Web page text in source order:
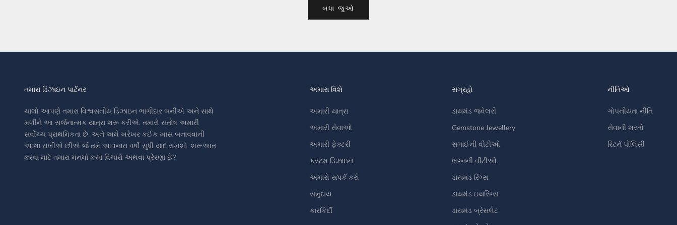
બધા જુઓ
તમારા ડિઝાઇન પાર્ટનર
ચાલો આપણે તમારા વિશ્વસનીય ડિઝાઇન ભાગીદાર બનીએ અને સાથે
મળીને આ સર્જનાત્મક યાત્રા શરૂ કરીએ. તમારો સંતોષ અમારી
સર્વોચ્ચ પ્રાથમિકતા છે, અને અમે ખરેખર કંઈક ખાસ બનાવવાની
આશા રાખીએ છીએ જે તમે આવનારા વર્ષો સુધી યાદ રાખશો. શરૂઆત
કરવા માટે તમારા મનમાં કયા વિચારો અથવા પ્રેરણા છે?
અમારા વિશે
અમારી યાત્રા
અમારી સેવાઓ
અમારી ફેક્ટરી
કસ્ટમ ડિઝાઇન
અમારો સંપર્ક કરો
સમુદાય
કારકિર્દી
સંગ્રહો
ડાયમંડ જ્વેલરી
Gemstone Jewellery
સગાઈની વીંટીઓ
લગ્નની વીંટીઓ
ડાયમંડ રિંગ્સ
ડાયમંડ ઇયરિંગ્સ
ડાયમંડ બ્રેસલેટ
નીતિઓ
ગોપનીયતા નીતિ
સેવાની શરતો
રિટર્ન પોલિસી